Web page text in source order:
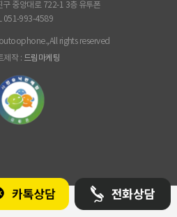
구 중앙대로 722-1 3층 유투폰
051-993-4589
rights reserved
제작 : 드림마케팅